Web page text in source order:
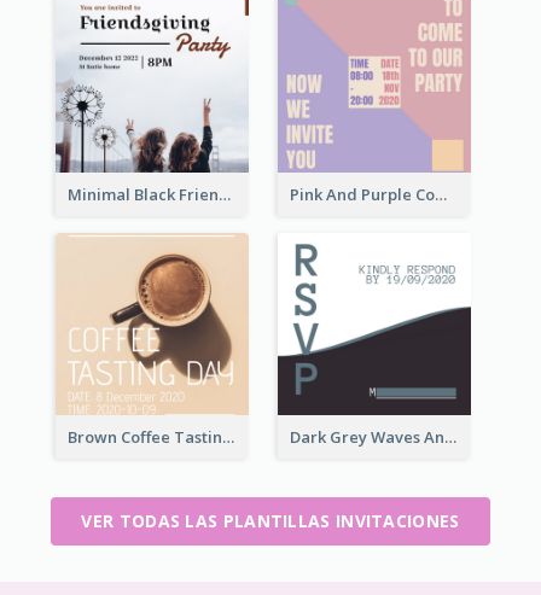
Minimal Black Friendsgiving Invitation Pink And Purple Come To our Party Invitation
Brown Coffee Tasting Day In December Invitation Dark Grey Waves And Curves Invitation
VER TODAS LAS PLANTILLAS INVITACIONES